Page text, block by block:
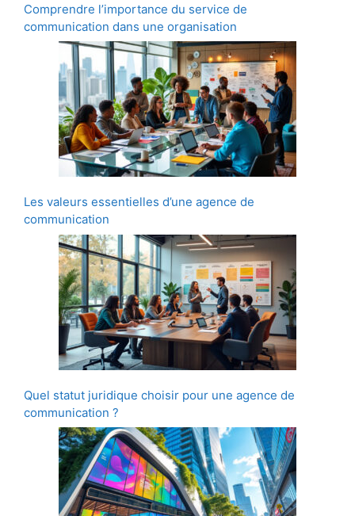
Comprendre l’importance du service de
communication dans une organisation
Les valeurs essentielles d’une agence de
communication
Quel statut juridique choisir pour une agence de
communication ?